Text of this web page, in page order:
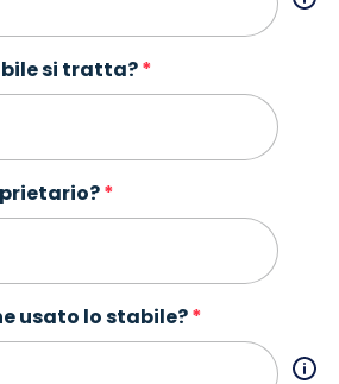
si tratta?
usato lo stabile?